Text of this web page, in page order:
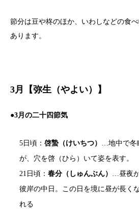
節分は豆や柊のほか、いわしなどの食
あります。
3月【弥生（やよい）】
●3月の二十四節気
5日頃：啓蟄（けいちつ） …地中で冬
が、穴を啓（ひら）いて姿を表す。
21日頃：春分（しゅんぶん） …昼夜
彼岸の中日。この日を境に昼が長く
れる